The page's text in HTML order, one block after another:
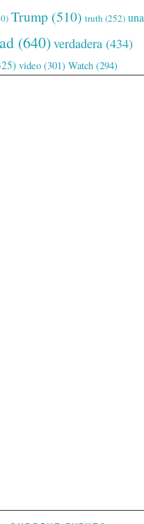
Trump (510) truth (252) una
(640)verdadera (434)
video (301) Watch (294)